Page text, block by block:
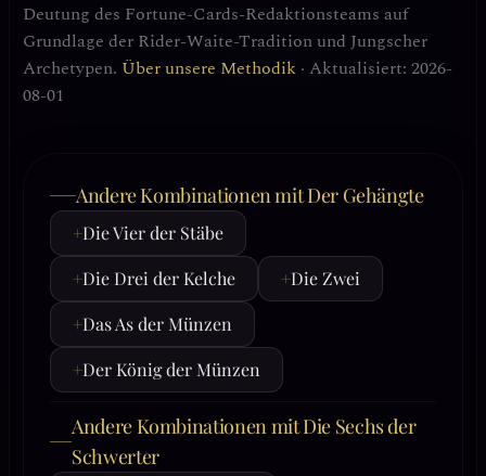
Deutung des Fortune-Cards-Redaktionsteams auf
Grundlage der Rider-Waite-Tradition und Jungscher
Archetypen. Über unsere Methodik · Aktualisiert: 2026-
08-01
Andere Kombinationen mit Der Gehängte
+Die Vier der Stäbe
+Die Drei der Kelche +Die Zwei
+Das As der Münzen
+Der König der Münzen
Andere Kombinationen mit Die Sechs der
Schwerter